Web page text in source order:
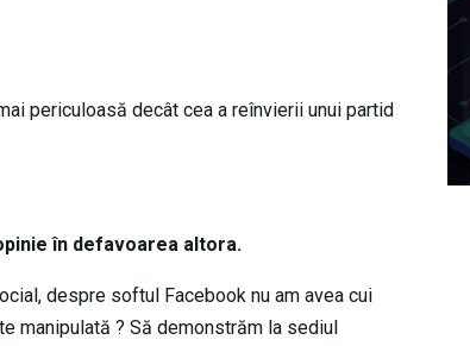
periculoasă decât cea a reînvierii unui partid
în defavoarea altora.
despre softul Facebook nu am avea cui
manipulată ? Să demonstrăm la sediul